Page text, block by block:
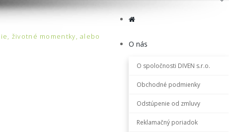
O nás
O spoločnosti DIVEN s.r.o.
Obchodné podmienky
Odstúpenie od zmluvy
Reklamačný poriadok
životné momentky, alebo